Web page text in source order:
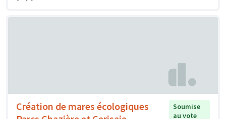
Création de mares écologiques
Soumise
au vote